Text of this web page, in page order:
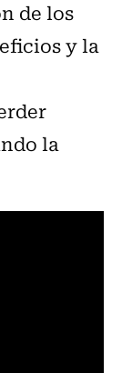
de los
y la
la